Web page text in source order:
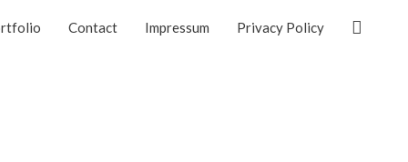
Contact Impressum Privacy Policy Suchen